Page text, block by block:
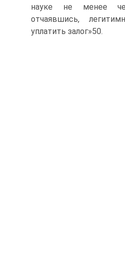
науке не менее
отчаявшись,
уплатить залог»50.